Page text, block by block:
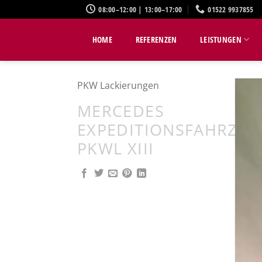
Inhalt
08:00–12:00 | 13:00–17:00 01522 9937855
HOME REFERENZEN LEISTUNGEN
PKW Lackierungen
MERCEDES
PKWL XIII